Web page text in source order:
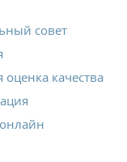
совет
качества